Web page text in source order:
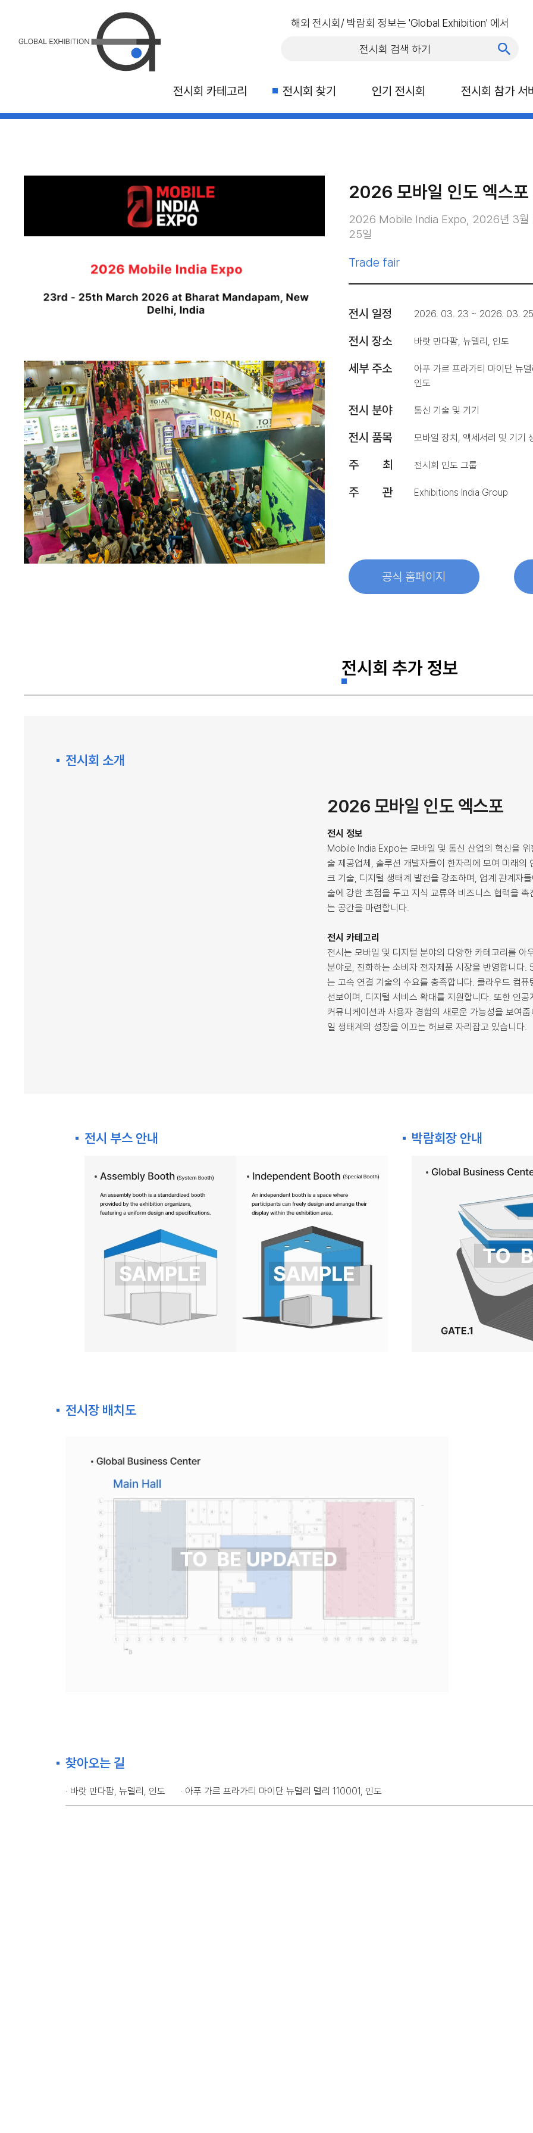
해외 전시회/ 박람회 정보는 'Global Exhibition' 에서
전시회 카테고리 전시회 찾기 인기 전시회 전시회 참가 서
2026 모바일 인도 엑스포
2026 Mobile India Expo, 2026년 3
25일
Trade fair
전시 일정 2026. 03. 23 ~ 2026. 03. 25
전시 장소 바랏 만다팜, 뉴델리, 인도
세부 주소
아푸 가르 프라가티 마이단 뉴
인도
전시 분야 통신 기술 및 기기
전시 품목 모바일 장치, 액세서리 및 기기
주 최 전시회 인도 그룹
주 관 Exhibitions India Group
공식 홈페이지
전시회 추가 정보
전시회 소개
2026 모바일 인도 엑스포
전시 정보
Mobile India Expo는 모바일 및 통신 산업의 혁신을
술 제공업체, 솔루션 개발자들이 한자리에 모여 미래의
크 기술, 디지털 생태계 발전을 강조하며, 업계 관계자
술에 강한 초점을 두고 지식 교류와 비즈니스 협력을
는 공간을 마련합니다.
전시 카테고리
전시는 모바일 및 디지털 분야의 다양한 카테고리를 아
분야로, 진화하는 소비자 전자제품 시장을 반영합니다
는 고속 연결 기술의 수요를 충족합니다. 클라우드 컴
선보이며, 디지털 서비스 확대를 지원합니다. 또한 인
커뮤니케이션과 사용자 경험의 새로운 가능성을 보여
일 생태계의 성장을 이끄는 허브로 자리잡고 있습니다.
전시 부스 안내 박람회장 안내
전시장 배치도
찾아오는 길
· 바랏 만다팜, 뉴델리, 인도 · 아푸 가르 프라가티 마이단 뉴델리 델리 110001, 인도